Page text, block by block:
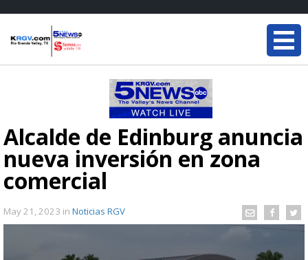
Alcalde de Edinburg anuncia
nueva inversión en zona
comercial
May 21, 2023 in Noticias RGV